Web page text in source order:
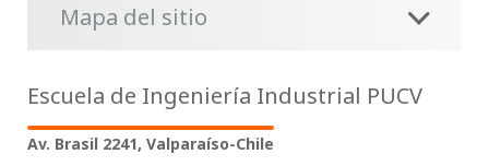
Mapa del sitio
Escuela de Ingeniería Industrial PUCV
Av. Brasil 2241, Valparaíso-Chile